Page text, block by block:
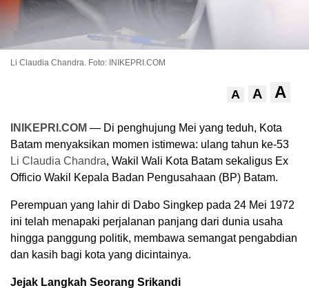
Li Claudia Chandra. Foto: INIKEPRI.COM
A A A
INIKEPRI.COM — Di penghujung Mei yang teduh, Kota
Batam menyaksikan momen istimewa: ulang tahun ke-53
Li Claudia Chandra, Wakil Wali Kota Batam sekaligus Ex
Officio Wakil Kepala Badan Pengusahaan (BP) Batam.
Perempuan yang lahir di Dabo Singkep pada 24 Mei 1972
ini telah menapaki perjalanan panjang dari dunia usaha
hingga panggung politik, membawa semangat pengabdian
dan kasih bagi kota yang dicintainya.
Jejak Langkah Seorang Srikandi